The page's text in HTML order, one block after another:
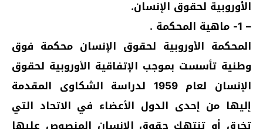
الأوروبية لحقوق الإنسان.
– 1- ماهية المحكمة .
المحكمة الأوروبية لحقوق الإنسان محكمة فوق
وطنية تأسست بموجب الإتفاقية الأوروبية لحقوق
الإنسان لعام 1959 لدراسة الشكاوى المقدمة
إليها من إحدى الدول الأعضاء في الاتحاد التي